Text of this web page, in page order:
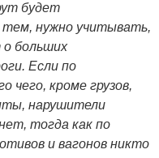
будет
нужно учитывать,
больших
Если по
чего, кроме грузов,
нарушители
тогда как по
и вагонов никто